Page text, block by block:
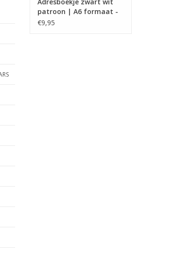
patroon | A6 formaat -
Zoedt
€9,95